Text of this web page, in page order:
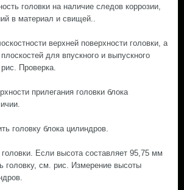
головки на наличие следов коррозии,
в материал и свищей..
верхней поверхности головки, а
для впускного и выпускного
Проверка.
прилегания головки блока
головку блока цилиндров.
Если высота составляет 95,75 мм
головку, см. рис. Измерение высоты